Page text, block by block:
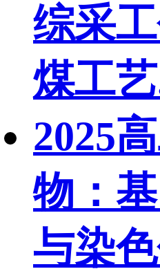
综采
煤工
2025
物：
与染